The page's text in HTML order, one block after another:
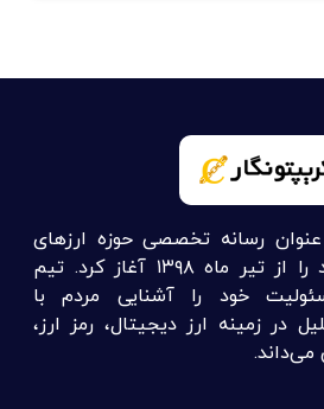
رسانه تخصصی حوزه ارزهای
دیجیتال، فعالیت خود را از تیر ماه ۱۳۹۸ آغاز کرد. تیم
خود را آشنایی مردم با
در زمینه ارز دیجیتال، رمز ارز،